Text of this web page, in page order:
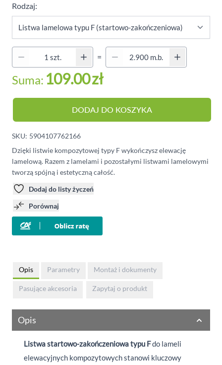
Rodzaj:
=
Quantity (Secondary)
Suma: 109.00zł
DODAJ DO KOSZYKA
SKU: 5904107762166
Dzięki listwie kompozytowej typy F wykończysz elewację
lamelową. Razem z lamelami i pozostałymi listwami lamelowymi
tworzą spójną i estetyczną całość.
Dodaj do listy życzeń
Porównaj
Opis Parametry Montaż i dokumenty
Pasujące akcesoria Zapytaj o produkt
Opis
Listwa startowo-zakończeniowatypu Fdo lameli
elewacyjnych kompozytowych stanowi kluczowy